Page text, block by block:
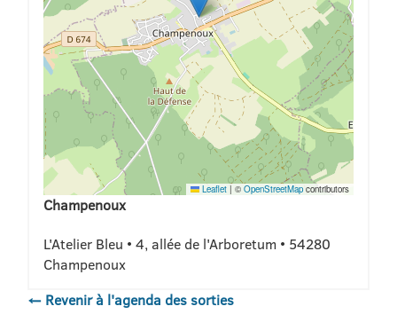
Leaflet | ©OpenStreetMap contributors
Champenoux
L'Atelier Bleu • 4, allée de l'Arboretum • 54280
Champenoux
← Revenir à l'agenda des sorties